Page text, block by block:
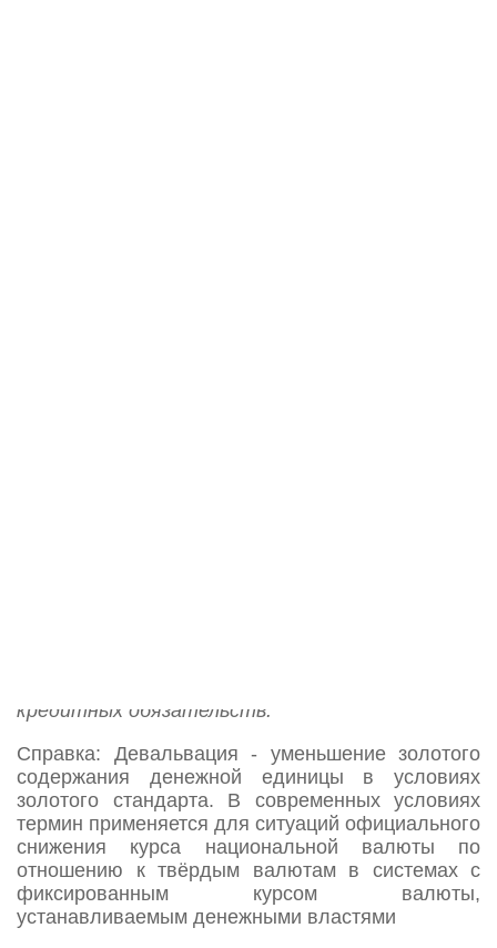
кредитных обязательств.
Справка: Девальвация - уменьшение золотого
содержания денежной единицы в условиях
золотого стандарта. В современных условиях
термин применяется для ситуаций официального
снижения курса национальной валюты по
отношению к твёрдым валютам в системах с
фиксированным курсом валюты,
устанавливаемым денежными властями